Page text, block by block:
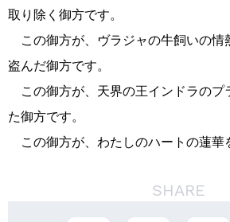
取り除く御方です。
この御方が、ヴラジャの牛飼いの情
盗んだ御方です。
この御方が、天界の王インドラのプ
た御方です。
この御方が、わたしのハートの蓮華
SHARE